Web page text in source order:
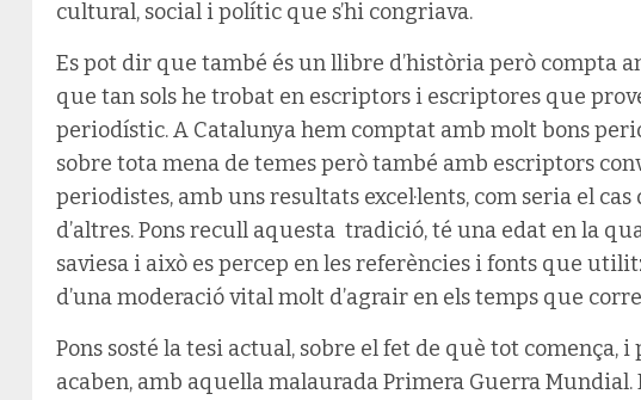
cultural, social i polític que s’hi congriava.
Es pot dir que també és un llibre d’història però compta
que tan sols he trobat en escriptors i escriptores que
periodístic. A Catalunya hem comptat amb molt bons
sobre tota mena de temes però també amb escriptors
periodistes, amb uns resultats excel·lents, com seria el cas
d’altres. Pons recull aquesta tradició, té una edat en la
saviesa i això es percep en les referències i fonts que
d’una moderació vital molt d’agrair en els temps que
Pons sosté la tesi actual, sobre el fet de què tot comença, i
acaben, amb aquella malaurada Primera Guerra